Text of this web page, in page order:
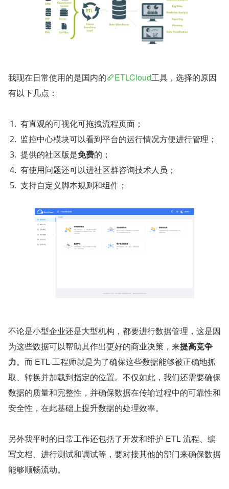
我现在日常使用的是国内的 ETLCloud工具，选择的原因
有以下几点：
有直观的可视化可拖拽流程页面；
监控中心模块可以看到平台的运行情况方便进行管理；
提供的社区版是免费的；
有使用问题还可以进社区群咨询技术人员；
支持自定义脚本规则和组件；
不论是小型企业还是大型机构，都要进行数据管理，这是因
为这些数据可以帮助其作出更好的商业决策，来提高竞争
力。而 ETL 工程师就是为了确保这些数据能够被正确地抓
取、转换并加载到指定的位置。不仅如此，我们还需要确保
数据的质量和完整性，并确保数据在传输过程中的可靠性和
安全性，在此基础上提升数据的处理效率。
另外我平时的日常工作还包括了开发和维护 ETL 流程、编
写文档、进行测试和调试等，要对接其他的部门来确保数据
能够顺畅流动。